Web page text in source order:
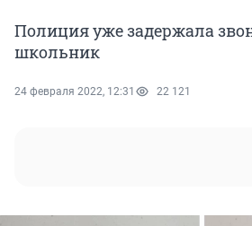
Полиция уже задержала
школьник
24 февраля 2022, 12:31 22 121